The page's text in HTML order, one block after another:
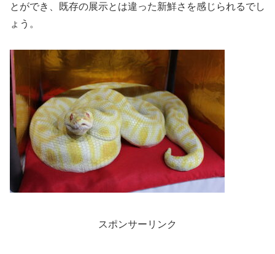
とができ、既存の展示とは違った新鮮さを感じられるでし
ょう。
スポンサーリンク